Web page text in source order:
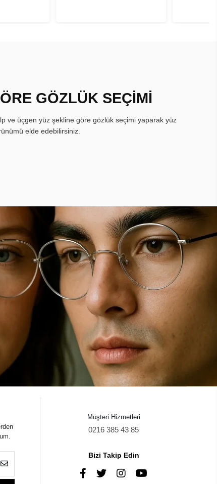
GÖZLÜK SEÇİMİ
ve üçgen yüz şekline göre gözlük seçimi yaparak yüz
elde edebilirsiniz.
Müşteri Hizmetleri
0216 385 43 85
Bizi Takip Edin